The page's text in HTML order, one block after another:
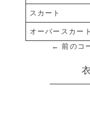
スカート
オーバースカート
← 前のコ